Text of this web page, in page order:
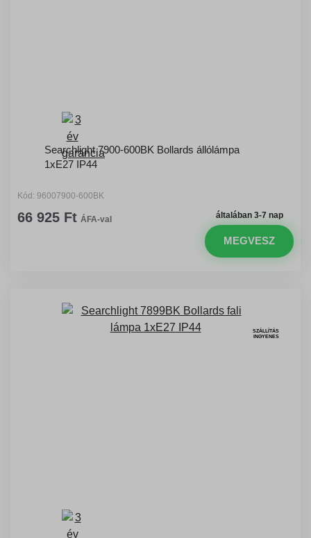
Searchlight 7900-600BK Bollards állólámpa
1xE27 IP44
Kód: 96007900-600BK
általában 3-7 nap
66 925 Ft ÁFA-val
MEGVESZ
SZÁLLÍTÁS
INGYENES